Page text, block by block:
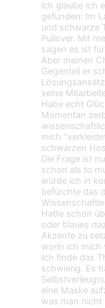
ich glaube ich
gefunden: Im
und schwarze
Pullover. Mit
sagen es ist
Aber meinen
Gegenteil er
seine
Habe echt
Momentan
mich
schwarzen
Die Frage ist
schon als to
würde ich in
befürchte das
Hatte schon
oder blaues
Akzente zu
worin ich mich
Ich finde das
schwierig. Es
eine Maske
was man nicht